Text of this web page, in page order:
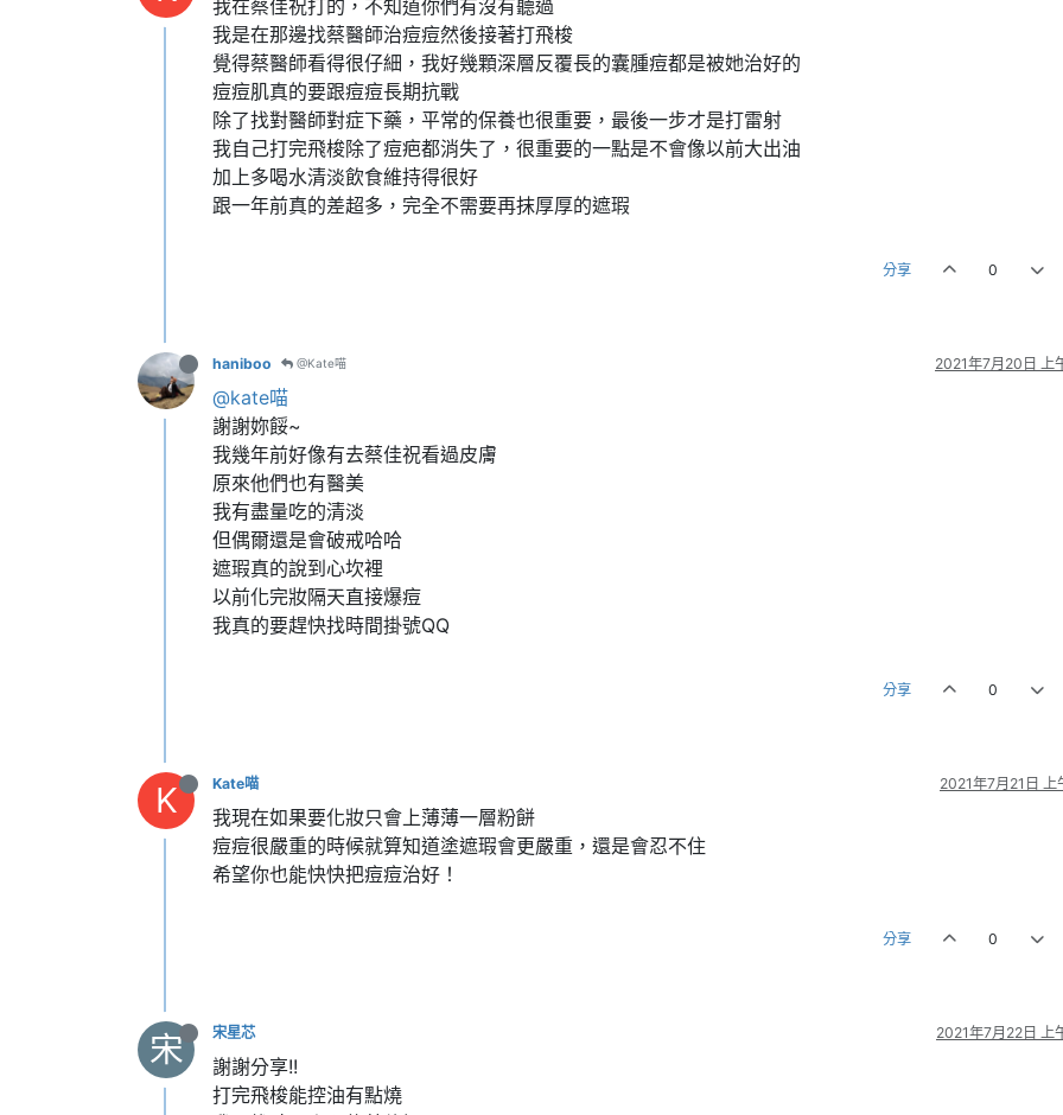
我在蔡佳祝打的，不知道你們有沒有聽過
我是在那邊找蔡醫師治痘痘然後接著打飛梭
覺得蔡醫師看得很仔細，我好幾顆深層反覆長的囊腫痘都是被她治好的
痘痘肌真的要跟痘痘長期抗戰
除了找對醫師對症下藥，平常的保養也很重要，最後一步才是打雷射
我自己打完飛梭除了痘疤都消失了，很重要的一點是不會像以前大出油
加上多喝水清淡飲食維持得很好
跟一年前真的差超多，完全不需要再抹厚厚的遮瑕
分享 0
haniboo @Kate喵 2021年7月20日 上
@kate喵
謝謝妳餒~
我幾年前好像有去蔡佳祝看過皮膚
原來他們也有醫美
我有盡量吃的清淡
但偶爾還是會破戒哈哈
遮瑕真的說到心坎裡
以前化完妝隔天直接爆痘
我真的要趕快找時間掛號QQ
分享 0
K Kate喵 2021年7月21日 上
我現在如果要化妝只會上薄薄一層粉餅
痘痘很嚴重的時候就算知道塗遮瑕會更嚴重，還是會忍不住
希望你也能快快把痘痘治好！
分享 0
宋 宋星芯 2021年7月22日 上
謝謝分享!!
打完飛梭能控油有點燒